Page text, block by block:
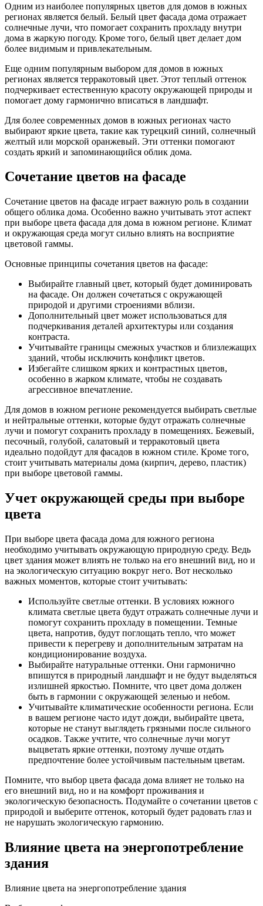
Одним из наиболее популярных цветов для домов в южных
регионах является белый. Белый цвет фасада дома отражает
солнечные лучи, что помогает сохранить прохладу внутри
дома в жаркую погоду. Кроме того, белый цвет делает дом
более видимым и привлекательным.
Еще одним популярным выбором для домов в южных
регионах является терракотовый цвет. Этот теплый оттенок
подчеркивает естественную красоту окружающей природы и
помогает дому гармонично вписаться в ландшафт.
Для более современных домов в южных регионах часто
выбирают яркие цвета, такие как турецкий синий, солнечный
желтый или морской оранжевый. Эти оттенки помогают
создать яркий и запоминающийся облик дома.
Сочетание цветов на фасаде
Сочетание цветов на фасаде играет важную роль в создании
общего облика дома. Особенно важно учитывать этот аспект
при выборе цвета фасада для дома в южном регионе. Климат
и окружающая среда могут сильно влиять на восприятие
цветовой гаммы.
Основные принципы сочетания цветов на фасаде:
Выбирайте главный цвет, который будет доминировать
на фасаде. Он должен сочетаться с окружающей
природой и другими строениями вблизи.
Дополнительный цвет может использоваться для
подчеркивания деталей архитектуры или создания
контраста.
Учитывайте границы смежных участков и близлежащих
зданий, чтобы исключить конфликт цветов.
Избегайте слишком ярких и контрастных цветов,
особенно в жарком климате, чтобы не создавать
агрессивное впечатление.
Для домов в южном регионе рекомендуется выбирать светлые
и нейтральные оттенки, которые будут отражать солнечные
лучи и помогут сохранить прохладу в помещениях. Бежевый,
песочный, голубой, салатовый и терракотовый цвета
идеально подойдут для фасадов в южном стиле. Кроме того,
стоит учитывать материалы дома (кирпич, дерево, пластик)
при выборе цветовой гаммы.
Учет окружающей среды при выборе
цвета
При выборе цвета фасада дома для южного региона
необходимо учитывать окружающую природную среду. Ведь
цвет здания может влиять не только на его внешний вид, но и
на экологическую ситуацию вокруг него. Вот несколько
важных моментов, которые стоит учитывать:
Используйте светлые оттенки. В условиях южного
климата светлые цвета будут отражать солнечные лучи и
помогут сохранить прохладу в помещении. Темные
цвета, напротив, будут поглощать тепло, что может
привести к перегреву и дополнительным затратам на
кондиционирование воздуха.
Выбирайте натуральные оттенки. Они гармонично
впишутся в природный ландшафт и не будут выделяться
излишней яркостью. Помните, что цвет дома должен
быть в гармонии с окружающей зеленью и небом.
Учитывайте климатические особенности региона. Если
в вашем регионе часто идут дожди, выбирайте цвета,
которые не станут выглядеть грязными после сильного
осадков. Также учтите, что солнечные лучи могут
выцветать яркие оттенки, поэтому лучше отдать
предпочтение более устойчивым пастельным цветам.
Помните, что выбор цвета фасада дома влияет не только на
его внешний вид, но и на комфорт проживания и
экологическую безопасность. Подумайте о сочетании цветов с
природой и выберите оттенок, который будет радовать глаз и
не нарушать экологическую гармонию.
Влияние цвета на энергопотребление
здания
Влияние цвета на энергопотребление здания